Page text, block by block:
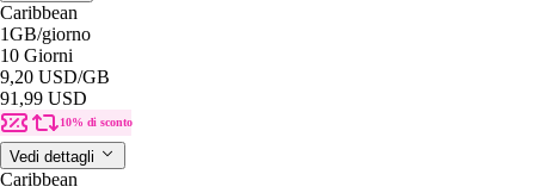
Caribbean
1GB/giorno
10 Giorni
9,20 USD/GB
91,99 USD
10% di sconto
Vedi dettagli
Caribbean